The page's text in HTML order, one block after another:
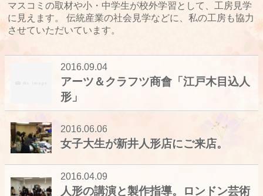
マスコミの取材や小・中学生が校外学習として、工房見学
に見えます。 伝統産業の社会見学などに、私の工房も協力
させていただいています。
2016.09.04
アーツ＆クラフツ商會「江戸木目込人
形」
2016.06.06
女子大生が新井人形店にご来店。
2016.04.09
人形の講演と製作指導。ロンドン芸術